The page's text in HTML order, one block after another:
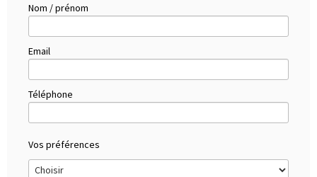
Nom / prénom
Email
Téléphone
Vos préférences